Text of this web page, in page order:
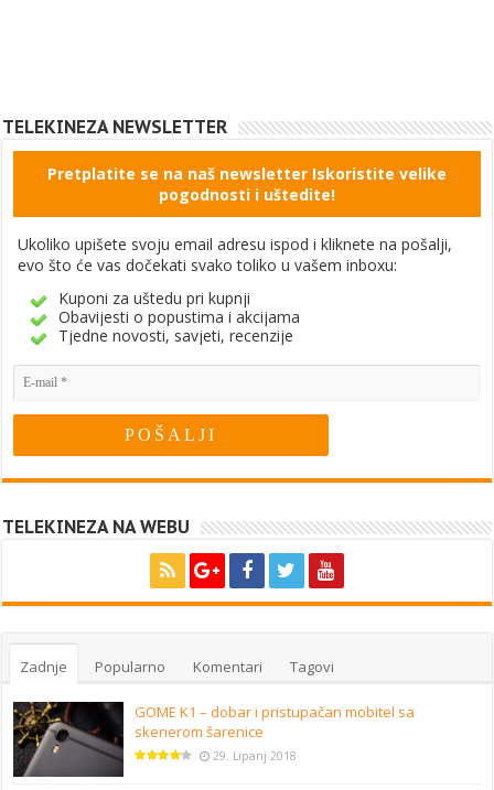
TELEKINEZA NEWSLETTER
Pretplatite se na naš newsletter Iskoristite velike
pogodnosti i uštedite!
Ukoliko upišete svoju email adresu ispod i kliknete na pošalji,
evo što će vas dočekati svako toliko u vašem inboxu:
Kuponi za uštedu pri kupnji
Obavijesti o popustima i akcijama
Tjedne novosti, savjeti, recenzije
TELEKINEZA NA WEBU
Zadnje Popularno Komentari Tagovi
GOME K1 – dobar i pristupačan mobitel sa
skenerom šarenice
29. Lipanj 2018